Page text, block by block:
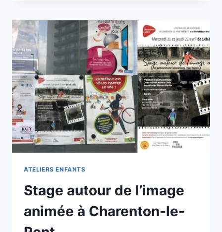
!
AU
JEU
PAUME
ATELIERS ENFANTS
Stage autour de l’image
animée à Charenton-le-